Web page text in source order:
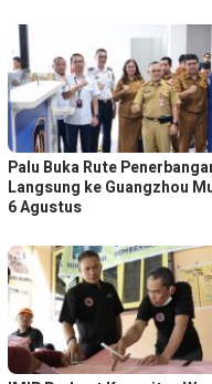
Palu Buka Rute
Langsung ke Guangzhou
6 Agustus